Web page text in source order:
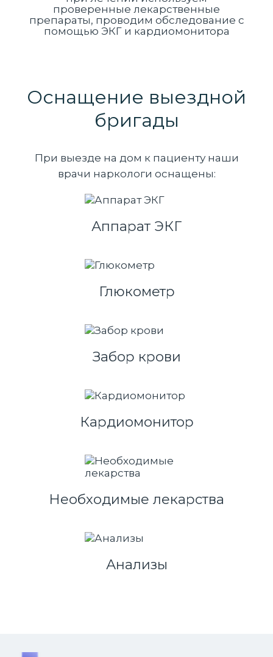
проверенные лекарственные
препараты, проводим обследование с
помощью ЭКГ и кардиомонитора
Оснащение выездной
бригады
При выезде на дом к пациенту наши
врачи наркологи оснащены:
Аппарат ЭКГ
Глюкометр
Забор крови
Кардиомонитор
Необходимые лекарства
Анализы